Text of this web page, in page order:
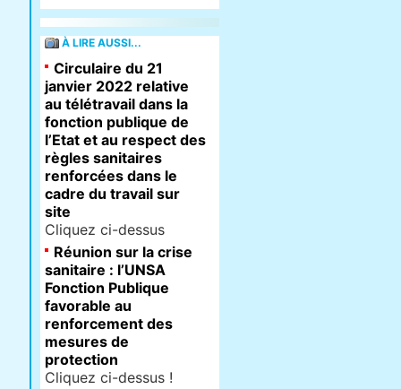
À LIRE AUSSI...
Circulaire du 21
janvier 2022 relative
au télétravail dans la
fonction publique de
l’Etat et au respect des
règles sanitaires
renforcées dans le
cadre du travail sur
site
Cliquez ci-dessus
Réunion sur la crise
sanitaire : l’UNSA
Fonction Publique
favorable au
renforcement des
mesures de
protection
Cliquez ci-dessus !